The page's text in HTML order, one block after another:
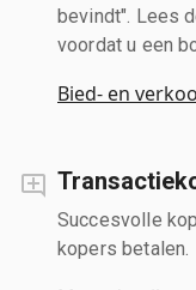
bevindt". Lees
voordat u een
Bied- en
Succesvolle
kopers betalen.